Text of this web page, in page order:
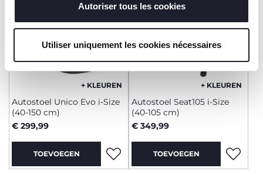
cookies ou de certains d'entre eux, cliquez sur "afficher
les détails". En fermant cette bannière, vous consentez à
sont indispensables pour profiter du service demandé.
Autoriser tous les cookies
Utiliser uniquement les cookies nécessaires
+ KLEUREN
Autostoel Unico Evo i-Size
(40-150 cm)
€ 299,99
TOEVOEGEN
+ KLEUREN
Autostoel Seat105 i-Size
(40-105 cm)
€ 349,99
TOEVOEGEN